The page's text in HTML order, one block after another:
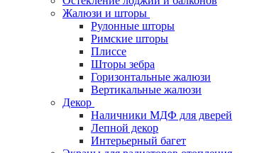
Жалюзи и шторы
Рулонные шторы
Римские шторы
Плиссе
Шторы зебра
Горизонтальные жалюзи
Вертикальные жалюзи
Декор
Наличники МДФ для дверей
Лепной декор
Интерьерный багет